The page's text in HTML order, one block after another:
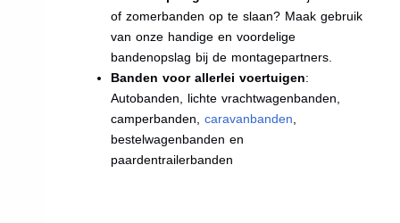
of zomerbanden op te slaan? Maak gebruik
van onze handige en voordelige
bandenopslag bij de montagepartners.
Banden voor allerlei voertuigen:
Autobanden, lichte vrachtwagenbanden,
camperbanden, caravanbanden,
bestelwagenbanden en
paardentrailerbanden